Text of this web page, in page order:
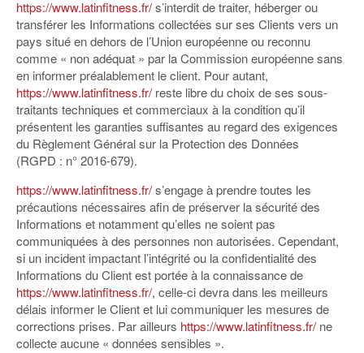
https://www.latinfitness.fr/s’interdit de traiter, héberger ou
transférer les Informations collectées sur ses Clients vers un
pays situé en dehors de l’Union européenne ou reconnu
comme « non adéquat » par la Commission européenne sans
en informer préalablement le client. Pour autant,
https://www.latinfitness.fr/ reste libre du choix de ses sous-
traitants techniques et commerciaux à la condition qu’il
présentent les garanties suffisantes au regard des exigences
du Règlement Général sur la Protection des Données
(RGPD : n° 2016-679).
https://www.latinfitness.fr/s’engage à prendre toutes les
précautions nécessaires afin de préserver la sécurité des
Informations et notamment qu’elles ne soient pas
communiquées à des personnes non autorisées. Cependant,
si un incident impactant l’intégrité ou la confidentialité des
Informations du Client est portée à la connaissance de
https://www.latinfitness.fr/, celle-ci devra dans les meilleurs
délais informer le Client et lui communiquer les mesures de
corrections prises. Par ailleurs https://www.latinfitness.fr/ ne
collecte aucune « données sensibles ».